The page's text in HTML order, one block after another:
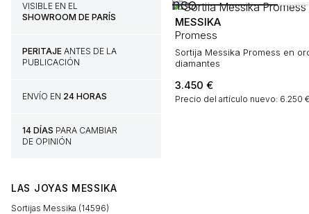
VISIBLE EN EL
SHOWROOM DE PARÍS
PERITAJE ANTES DE LA
PUBLICACIÓN
ENVÍO EN 24 HORAS
14 DÍAS PARA CAMBIAR
DE OPINIÓN
LAS JOYAS MESSIKA
Sortijas Messika (14596)
MESSIKA
Promess
Sortija Messika Promess en
diamantes
3.450 €
Precio del artículo nuevo: 6.250 €